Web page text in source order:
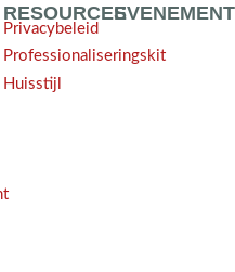
RESOURCES
Privacybeleid
Professionaliseringskit
Huisstijl